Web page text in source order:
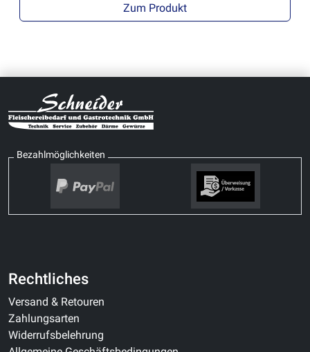
Zum Produkt
Bezahlmöglichkeiten
Rechtliches
Versand & Retouren
Zahlungsarten
Widerrufsbelehrung